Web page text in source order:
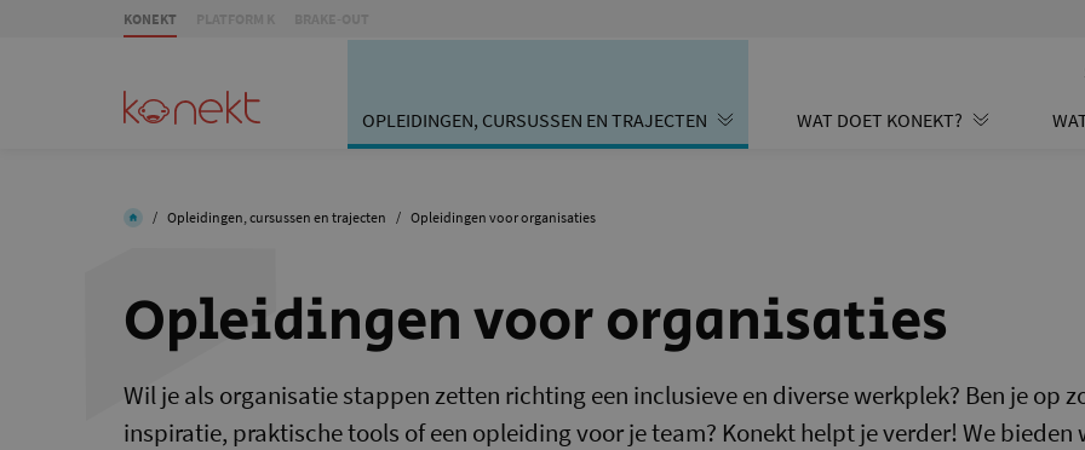
KONEKT
OPLEIDINGEN, CURSUSSEN EN TRAJECTEN WAT DOET KONEKT?
/ Opleidingen, cursussen en trajecten / Opleidingen voor organisaties
Opleidingen voor organisaties
Wil je als organisatie stappen zetten richting een inclusieve en diverse werkplek? Ben je op
inspiratie, praktische tools of een opleiding voor je team? Konekt helpt je verder! We bieden